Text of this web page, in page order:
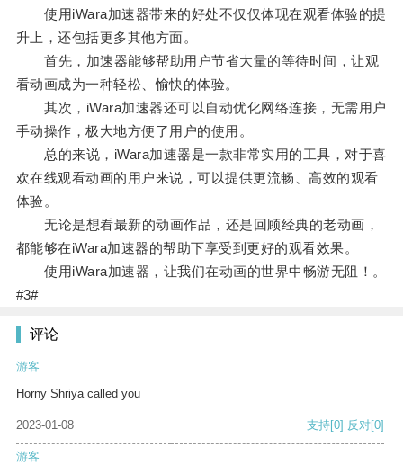
使用iWara加速器带来的好处不仅仅体现在观看体验的提
升上，还包括更多其他方面。
首先，加速器能够帮助用户节省大量的等待时间，让观
看动画成为一种轻松、愉快的体验。
其次，iWara加速器还可以自动优化网络连接，无需用户
手动操作，极大地方便了用户的使用。
总的来说，iWara加速器是一款非常实用的工具，对于喜
欢在线观看动画的用户来说，可以提供更流畅、高效的观看
体验。
无论是想看最新的动画作品，还是回顾经典的老动画，
都能够在iWara加速器的帮助下享受到更好的观看效果。
使用iWara加速器，让我们在动画的世界中畅游无阻！。
#3#
评论
游客
Horny Shriya called you
2023-01-08 支持[0] 反对[0]
游客